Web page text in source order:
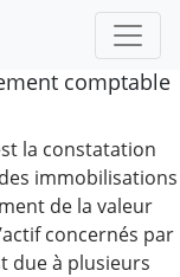
comptable
la constatation
immobilisations
de la valeur
concernés par
due à plusieurs